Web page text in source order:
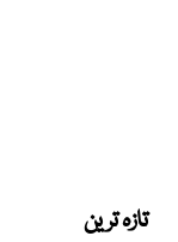
تازہ ترین